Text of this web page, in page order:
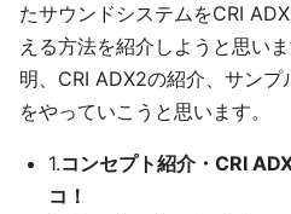
たサウンドシステムをCRI
える方法を紹介しようと思い
明、CRI ADX2の紹介、サン
をやっていこうと思います。
1.コンセプト紹介・CRI
コ！